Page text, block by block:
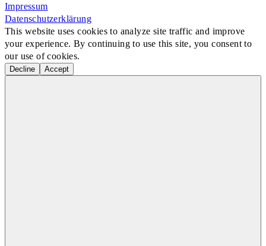
Impressum
Datenschutzerklärung
This website uses cookies to analyze site traffic and improve
your experience. By continuing to use this site, you consent to
our use of cookies.
Decline Accept